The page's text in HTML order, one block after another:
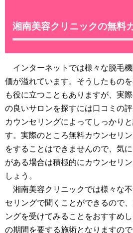
湘南美容クリニックの無料
インターネットでは様々な脱毛
価が溢れています。そうしたもの
も役に立つこともありますが、実
の良いサロンを探すには口コミの
カウンセリングによってしっかり
す。実際のところ無料カウンセリ
をすることはできませんので、気
がある場合は積極的にカウンセリ
しょう。
湘南美容クリニックでは様々な
セリングで聞くことができるので
ングを受けてみることをおすすめ
の期間を要する施術となりますの